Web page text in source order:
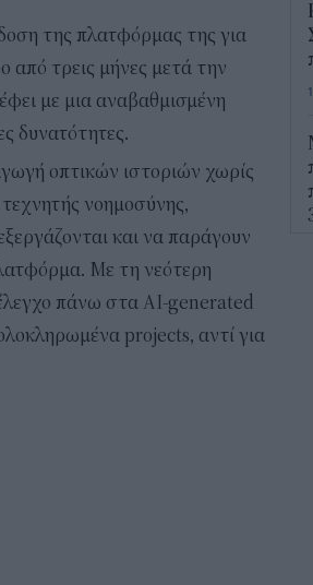
της πλατφόρμας της για
από τρεις μήνες μετά την
με μια αναβαθμισμένη
δυνατότητες.
οπτικών ιστοριών χωρίς
νοημοσύνης,
και να παράγουν
Με τη νεότερη
πάνω στα AI-generated
projects, αντί για